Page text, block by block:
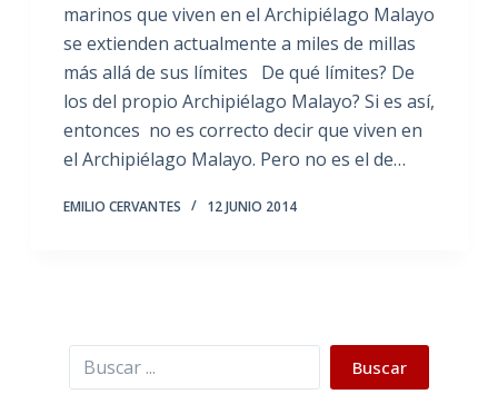
marinos que viven en el Archipiélago Malayo
se extienden actualmente a miles de millas
más allá de sus límites De qué límites? De
los del propio Archipiélago Malayo? Si es así,
entonces no es correcto decir que viven en
el Archipiélago Malayo. Pero no es el de…
EMILIO CERVANTES 12 JUNIO 2014
Buscar Buscar